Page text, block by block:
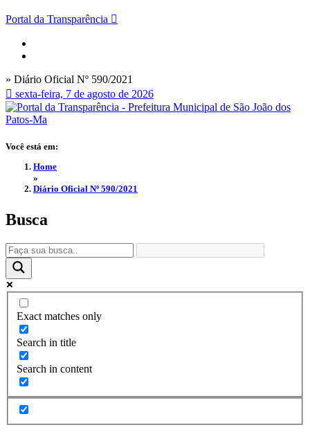
Portal da Transparência
» Diário Oficial Nº 590/2021
sexta-feira, 7 de agosto de 2026
Você está em:
Home
»
Diário Oficial Nº 590/2021
Busca
Exact matches only
Search in title
Search in content